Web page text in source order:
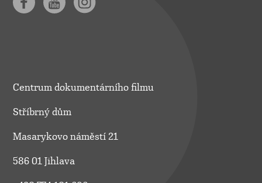
Centrum dokumentárního filmu
Stříbrný dům
Masarykovo náměstí 21
586 01 Jihlava